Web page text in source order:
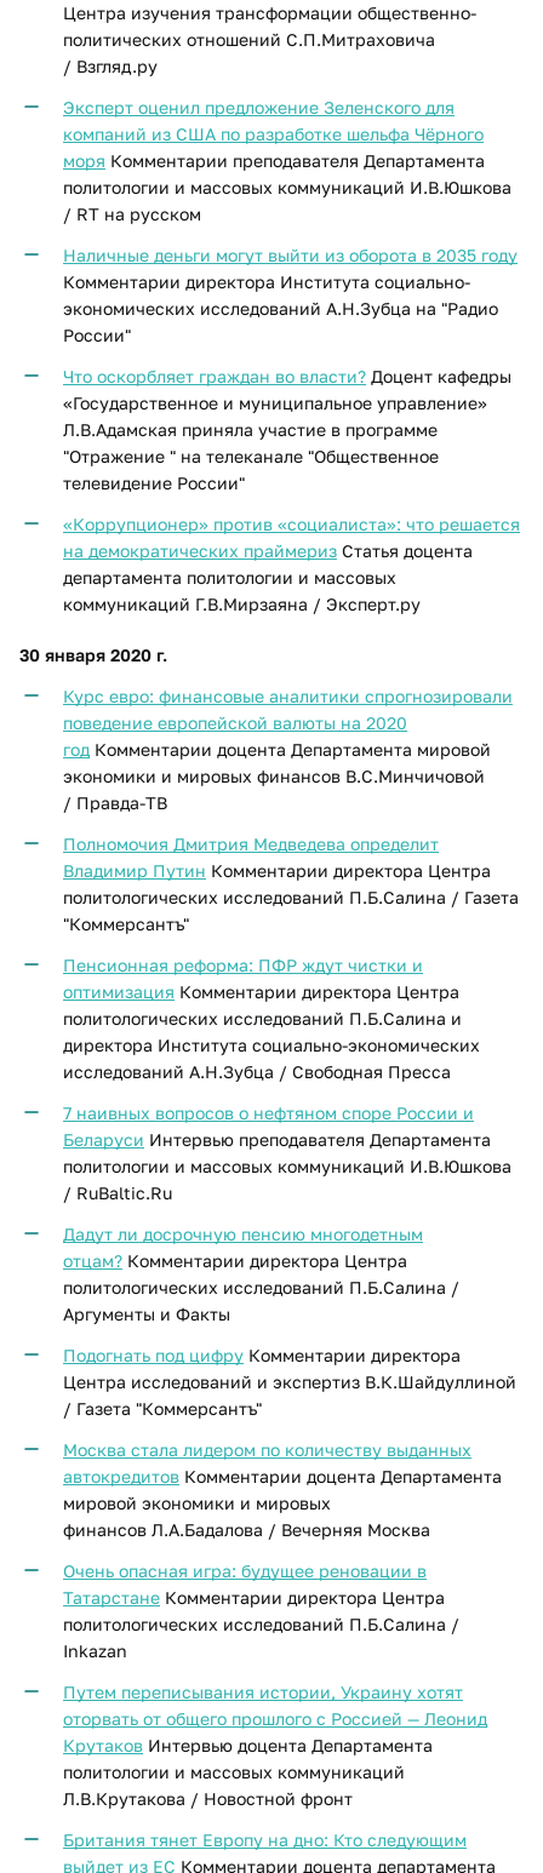
Центра изучения трансформации общественно-
политических отношений С.П.Митраховича
/ Взгляд.ру
Эксперт оценил предложение Зеленского для
компаний из США по разработке шельфа Чёрного
моря Комментарии преподавателя Департамента
политологии и массовых коммуникаций И.В.Юшкова
/ RT на русском
Наличные деньги могут выйти из оборота в 2035 году
Комментарии директора Института социально-
экономических исследований А.Н.Зубца на "Радио
России"
Что оскорбляет граждан во власти? Доцент кафедры
«Государственное и муниципальное управление»
Л.В.Адамская приняла участие в программе
"Отражение " на телеканале "Общественное
телевидение России"
«Коррупционер» против «социалиста»: что решается
на демократических праймериз Статья доцента
департамента политологии и массовых
коммуникаций Г.В.Мирзаяна / Эксперт.ру
30 января 2020 г.
Курс евро: финансовые аналитики спрогнозировали
поведение европейской валюты на 2020
год Комментарии доцента Департамента мировой
экономики и мировых финансов В.С.Минчичовой
/ Правда-ТВ
Полномочия Дмитрия Медведева определит
Владимир Путин Комментарии директора Центра
политологических исследований П.Б.Салина / Газета
"Коммерсантъ"
Пенсионная реформа: ПФР ждут чистки и
оптимизация Комментарии директора Центра
политологических исследований П.Б.Салина и
директора Института социально-экономических
исследований А.Н.Зубца / Свободная Пресса
7 наивных вопросов о нефтяном споре России и
Беларуси Интервью преподавателя Департамента
политологии и массовых коммуникаций И.В.Юшкова​
/ RuBaltic.Ru
Дадут ли досрочную пенсию многодетным
отцам? Комментарии директора Центра
политологических исследований П.Б.Салина /
Аргументы и Факты
Подогнать под цифру Комментарии директора
Центра исследований и экспертиз В.К.Шайдуллиной
/ Газета "Коммерсантъ"
Москва стала лидером по количеству выданных
автокредитов Комментарии доцента Департамента
мировой экономики и мировых
финансов Л.А.Бадалова / Вечерняя Москва
Очень опасная игра: будущее реновации в
Татарстане Комментарии директора Центра
политологических исследований П.Б.Салина /
Inkazan
Путем переписывания истории, Украину хотят
оторвать от общего прошлого с Россией — Леонид
Крутаков Интервью доцента Департамента
политологии и массовых коммуникаций
Л.В.Крутакова / Новостной фронт
Британия тянет Европу на дно: Кто следующим
выйдет из ЕС Комментарии доцента департамента